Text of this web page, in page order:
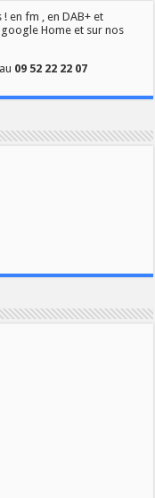
en fm , en DAB+ et
Home et sur nos
09 52 22 22 07